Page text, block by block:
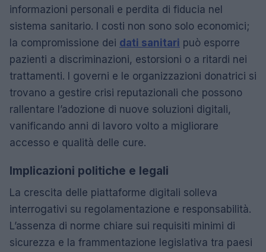
informazioni personali e perdita di fiducia nel
sistema sanitario. I costi non sono solo economici;
la compromissione dei dati sanitari può esporre
pazienti a discriminazioni, estorsioni o a ritardi nei
trattamenti. I governi e le organizzazioni donatrici si
trovano a gestire crisi reputazionali che possono
rallentare l’adozione di nuove soluzioni digitali,
vanificando anni di lavoro volto a migliorare
accesso e qualità delle cure.
Implicazioni politiche e legali
La crescita delle piattaforme digitali solleva
interrogativi su regolamentazione e responsabilità.
L’assenza di norme chiare sui requisiti minimi di
sicurezza e la frammentazione legislativa tra paesi